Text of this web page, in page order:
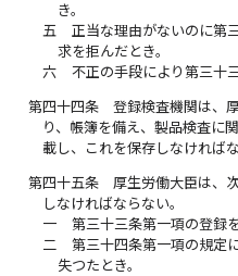
き。
五
正当な理由がないのに第
求を拒んだとき。
六
不正の手段により第三十
第四十四条
登録検査機関は、
り、帳簿を備え、製品検査に
載し、これを保存しなければな
第四十五条
厚生労働大臣は、
しなければならない。
一
第三十三条第一項の登録
二
第三十四条第一項の規定
失つたとき。